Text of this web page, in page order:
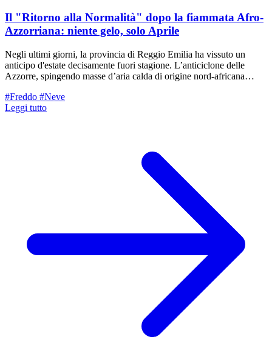
Il "Ritorno alla Normalità" dopo la fiammata Afro-
Azzorriana: niente gelo, solo Aprile
Negli ultimi giorni, la provincia di Reggio Emilia ha vissuto un
anticipo d'estate decisamente fuori stagione. L’anticiclone delle
Azzorre, spingendo masse d’aria calda di origine nord-africana
ben 19°C in alta quota. Temperature che, per il periodo pasquale,
sono decisamente oltre la media. Tuttavia, l'ultima parte della
#Freddo #Neve
Leggi tutto